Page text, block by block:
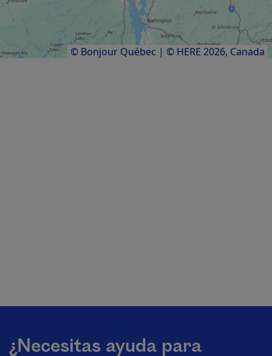
Resultados1 a 6de6
© Bonjour Québec | © HERE 2026, Canada
¿Necesitas ayuda para